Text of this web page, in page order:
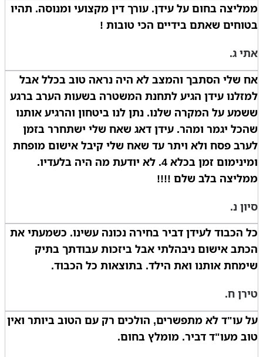
ממליצה בחום על עידן. עורך דין מקצועי ומנוסה. תהיו
בטוחים שאתם בידיים הכי טובות !
אתי ג.
אח שלי הסתבך והמצב לא היה נראה טוב בכלל אבל
למזלנו עידן הגיע לתחנת המשטרה בשעות הערב ברגע
ששמע על המקרה שלנו. נתן לנו ביטחון והרגיע אותנו
שהכל יגמר ומהר. עידן דאג שאח שלי ישתחרר בזמן
לערב פסח ולא ויתר עד שאח שלי קיבל אישום מופחת
ומינימום זמן בכלא 4. לא יודעת מה היה בלעדיו.
ממליצה בלב שלם !!!!
סיון נ.
כל הכבוד לעידן דביר בחירה נכונה עשינו. כשמעתי את
הכתב אישום ניבהלתי אבל ביזכות עבודתך בתיק
שימחת אותנו ואת הילד. בתוצאות כל הכבוד.
טירן ח.
על עו"ד לא מתפשרים, הולכים רק עם הטוב ביותר ואין
טוב מעו"ד דביר. מומלץ בחום.